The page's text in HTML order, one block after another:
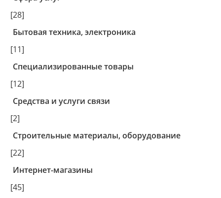
[28]
Бытовая техника, электроника
[11]
Специализированные товары
[12]
Средства и услуги связи
[2]
Строительные материалы, оборудование
[22]
Интернет-магазины
[45]